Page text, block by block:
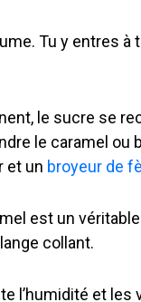
Tu y entres
le sucre se
le caramel
et un broyeur de
est un
collant.
l’humidité et